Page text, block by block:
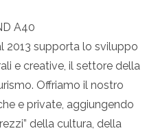
A40
2013 supporta lo sviluppo
e creative, il settore della
Offriamo il nostro
e private, aggiungendo
della cultura, della